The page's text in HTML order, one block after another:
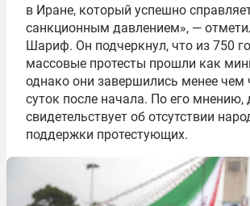
в Иране, который успешно
санкционным давлением», —
Шариф. Он подчеркнул, что из 750
массовые протесты прошли как
однако они завершились менее чем
суток после начала. По его
свидетельствует об отсутствии
поддержки протестующих.